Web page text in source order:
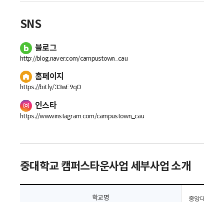
SNS
블로그
http://blog.naver.com/campustown_cau
홈페이지
https://bit.ly/33wE9qO
인스타
https://www.instagram.com/campustown_cau
중대학교 캠퍼스타운사업 세부사업 소개
학교명 중앙대학교